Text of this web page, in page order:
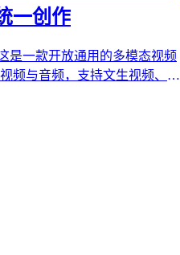
一创作
是一款开放通用的多模态视频
频与音频，支持文生视频、首